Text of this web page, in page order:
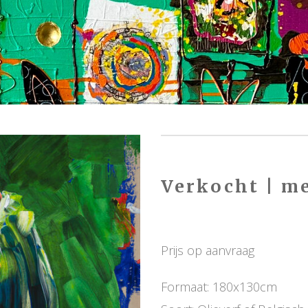
Verkocht |
Prijs op aanvraag
Formaat: 180x130cm